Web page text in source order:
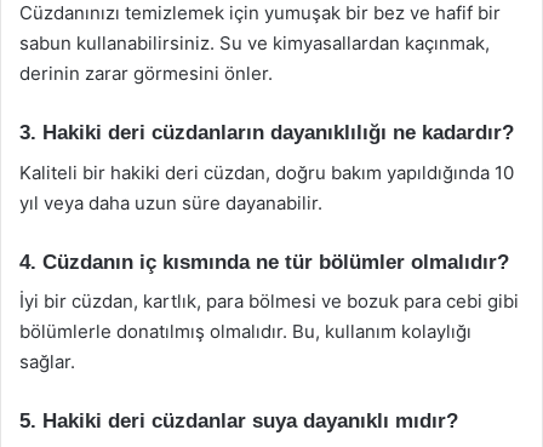
Cüzdanınızı temizlemek için yumuşak bir bez ve hafif bir
sabun kullanabilirsiniz. Su ve kimyasallardan kaçınmak,
derinin zarar görmesini önler.
3. Hakiki deri cüzdanların dayanıklılığı ne kadardır?
Kaliteli bir hakiki deri cüzdan, doğru bakım yapıldığında 10
yıl veya daha uzun süre dayanabilir.
4. Cüzdanın iç kısmında ne tür bölümler olmalıdır?
İyi bir cüzdan, kartlık, para bölmesi ve bozuk para cebi gibi
bölümlerle donatılmış olmalıdır. Bu, kullanım kolaylığı
sağlar.
5. Hakiki deri cüzdanlar suya dayanıklı mıdır?